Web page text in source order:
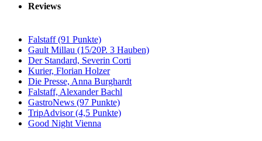
Reviews
Falstaff (91 Punkte)
Gault Millau (15/20P. 3 Hauben)
Der Standard, Severin Corti
Kurier, Florian Holzer
Die Presse, Anna Burghardt
Falstaff, Alexander Bachl
GastroNews (97 Punkte)
TripAdvisor (4,5 Punkte)
Good Night Vienna